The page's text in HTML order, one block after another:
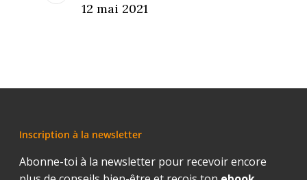
12 mai 2021
Inscription à la newsletter